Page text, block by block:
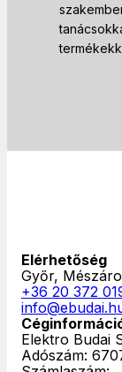
Elérhetőség
Győr,
+36 20 372
Elektro Budai
Adószám: